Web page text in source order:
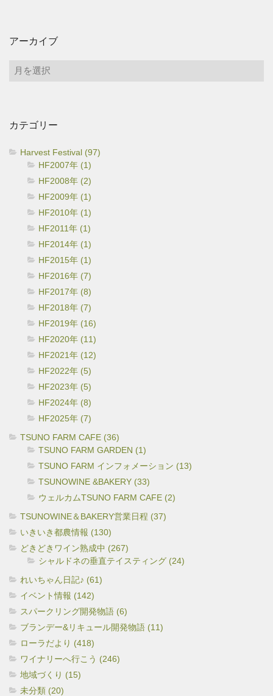
アーカイブ
ア
ブ
カテゴリー
Harvest Festival (97)
HF2007年 (1)
HF2008年 (2)
HF2009年 (1)
HF2010年 (1)
HF2011年 (1)
HF2014年 (1)
HF2015年 (1)
HF2016年 (7)
HF2017年 (8)
HF2018年 (7)
HF2019年 (16)
HF2020年 (11)
HF2021年 (12)
HF2022年 (5)
HF2023年 (5)
HF2024年 (8)
HF2025年 (7)
TSUNO FARM CAFE (36)
TSUNO FARM GARDEN (1)
TSUNO FARM インフォメーション (13)
TSUNOWINE &BAKERY (33)
ウェルカムTSUNO FARM CAFE (2)
TSUNOWINE＆BAKERY営業日程 (37)
いきいき都農情報 (130)
どきどきワイン熟成中 (267)
シャルドネの垂直テイスティング (24)
れいちゃん日記♪ (61)
イベント情報 (142)
スパークリング開発物語 (6)
ブランデー&リキュール開発物語 (11)
ローラだより (418)
ワイナリーへ行こう (246)
地域づくり (15)
未分類 (20)